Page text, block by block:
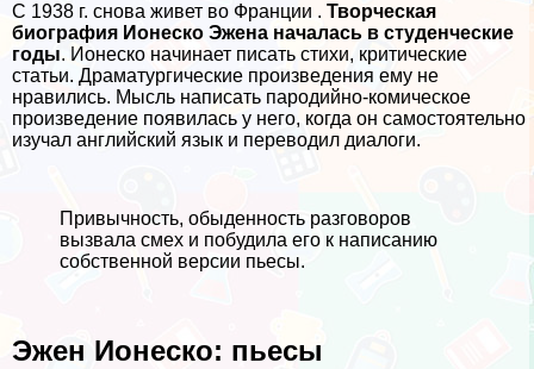
С 1938 г. снова живет во Франции . Творческая
биография Ионеско Эжена началась в студенческие
годы. Ионеско начинает писать стихи, критические
статьи. Драматургические произведения ему не
нравились. Мысль написать пародийно-комическое
произведение появилась у него, когда он самостоятельно
изучал английский язык и переводил диалоги.
Привычность, обыденность разговоров
вызвала смех и побудила его к написанию
собственной версии пьесы.
Эжен Ионеско: пьесы